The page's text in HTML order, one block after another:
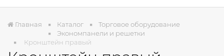
Главная Каталог
Торговое оборудование
Экономпанели и решетки
Кронштейн правый